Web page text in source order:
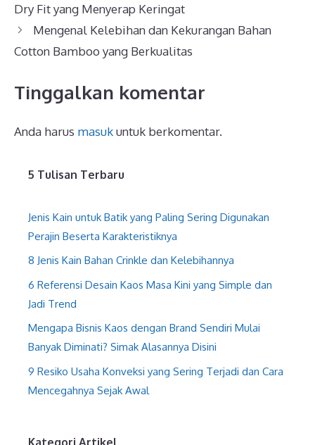
Dry Fit yang Menyerap Keringat
Mengenal Kelebihan dan Kekurangan Bahan
Cotton Bamboo yang Berkualitas
Tinggalkan komentar
Anda harus masukuntuk berkomentar.
5 Tulisan Terbaru
Jenis Kain untuk Batik yang Paling Sering Digunakan
Perajin Beserta Karakteristiknya
8 Jenis Kain Bahan Crinkle dan Kelebihannya
6 Referensi Desain Kaos Masa Kini yang Simple dan
Jadi Trend
Mengapa Bisnis Kaos dengan Brand Sendiri Mulai
Banyak Diminati? Simak Alasannya Disini
9 Resiko Usaha Konveksi yang Sering Terjadi dan Cara
Mencegahnya Sejak Awal
Kategori Artikel